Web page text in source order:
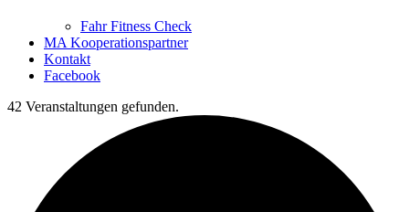
Fahr Fitness Check
MA Kooperationspartner
Kontakt
Facebook
42 Veranstaltungen gefunden.